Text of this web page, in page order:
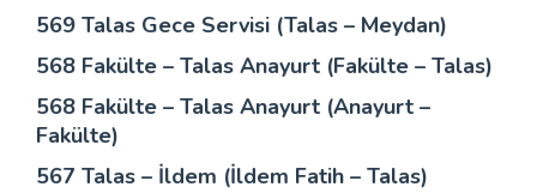
569 Talas Gece Servisi (Talas – Meydan)
568 Fakülte – Talas Anayurt (Fakülte – Talas)
568 Fakülte – Talas Anayurt (Anayurt –
Fakülte)
567 Talas – İldem (İldem Fatih – Talas)